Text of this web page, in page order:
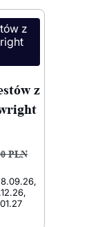
z
z
PLN